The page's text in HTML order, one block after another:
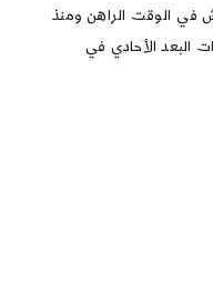
في الوقت الراهن ومنذ
البعد الأحادي في